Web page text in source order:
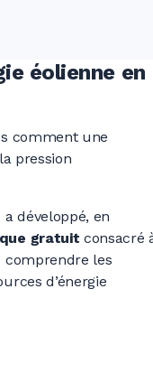
0
0
0
0
0
0
éolienne en
comment une
pression
développé, en
gratuit consacré
comprendre les
d’énergie